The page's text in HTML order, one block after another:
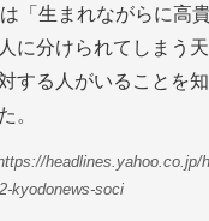
は「生まれながらに高
に分けられてしまう
する人がいることを知
。
headlines.yahoo.co.jp/
kyodonews-soci